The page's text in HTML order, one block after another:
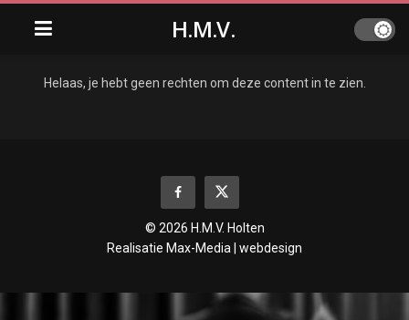
H.M.V.
Helaas, je hebt geen rechten om deze content in te zien.
© 2026 H.M.V. Holten
Realisatie Max-Media | webdesign